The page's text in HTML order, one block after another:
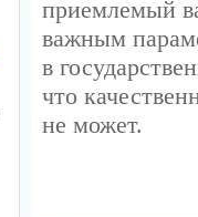
приемлемый
важным
в
что
не может.